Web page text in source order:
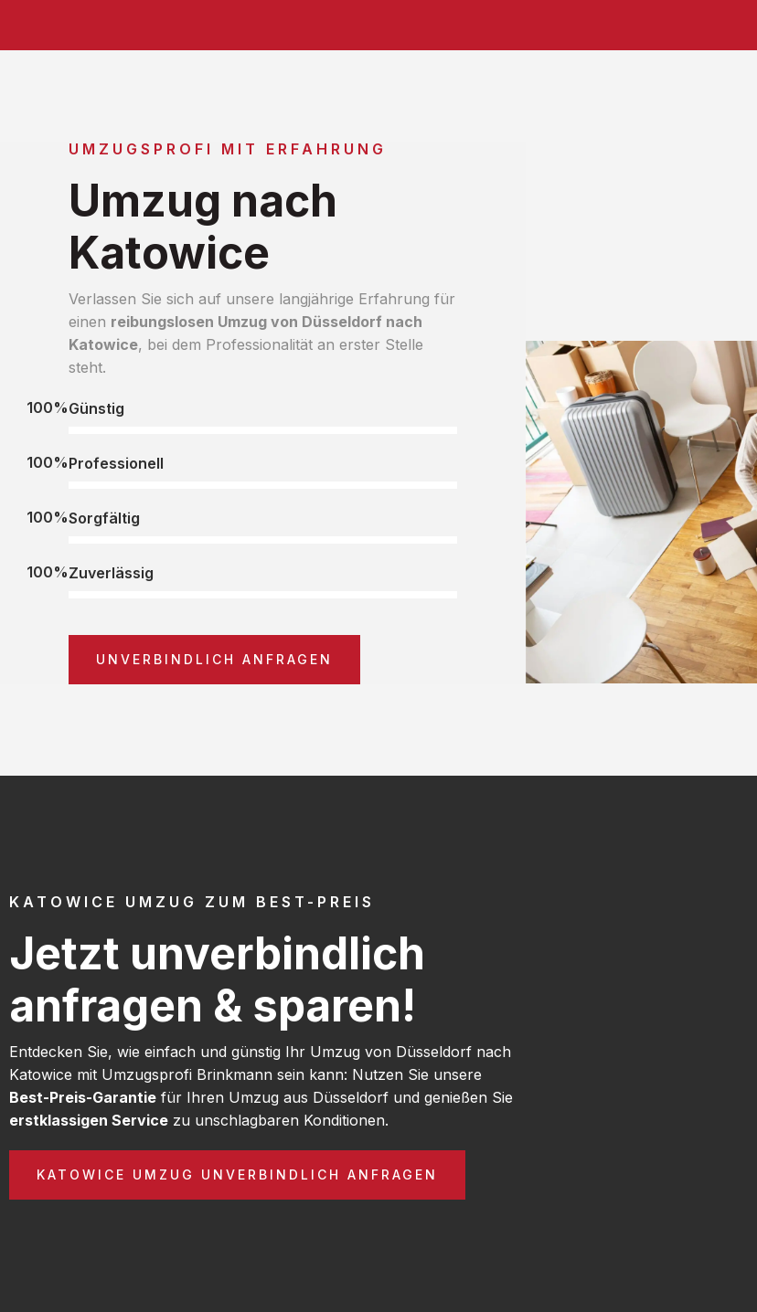
UMZUGSPROFI MIT ERFAHRUNG
Umzug nach
Katowice
Verlassen Sie sich auf unsere langjährige Erfahrung für
einen reibungslosen Umzug von Düsseldorf nach
Katowice, bei dem Professionalität an erster Stelle
steht.
Günstig
100%
Professionell
100%
Sorgfältig
100%
Zuverlässig
100%
UNVERBINDLICH ANFRAGEN
KATOWICE UMZUG ZUM BEST-PREIS
Jetzt unverbindlich
anfragen & sparen!
Entdecken Sie, wie einfach und günstig Ihr Umzug von Düsseldorf nach
Katowice mit Umzugsprofi Brinkmann sein kann: Nutzen Sie unsere
Best-Preis-Garantie für Ihren Umzug aus Düsseldorf und genießen Sie
erstklassigen Service zu unschlagbaren Konditionen.
KATOWICE UMZUG UNVERBINDLICH ANFRAGEN